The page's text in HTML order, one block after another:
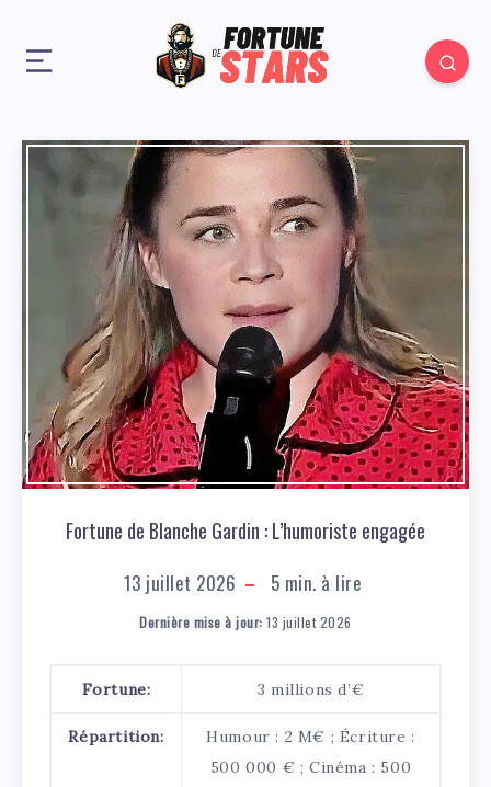
Fortune de Blanche Gardin : L’humoriste engagée
13 juillet 2026 5 min. à lire
Dernière mise à jour: 13 juillet 2026
Fortune: 3 millions d’€
Répartition:
Humour : 2 M€ ; Écriture :
500 000 € ; Cinéma : 500